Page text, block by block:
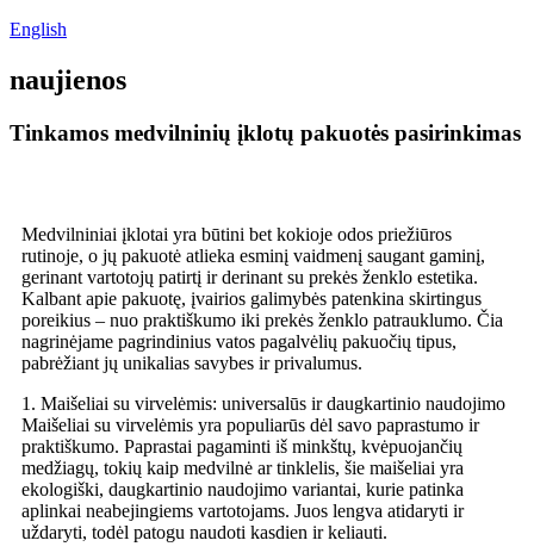
English
naujienos
Tinkamos medvilninių įklotų pakuotės pasirinkimas
Medvilniniai įklotai yra būtini bet kokioje odos priežiūros
rutinoje, o jų pakuotė atlieka esminį vaidmenį saugant gaminį,
gerinant vartotojų patirtį ir derinant su prekės ženklo estetika.
Kalbant apie pakuotę, įvairios galimybės patenkina skirtingus
poreikius – nuo ​​praktiškumo iki prekės ženklo patrauklumo. Čia
nagrinėjame pagrindinius vatos pagalvėlių pakuočių tipus,
pabrėžiant jų unikalias savybes ir privalumus.
1. Maišeliai su virvelėmis: universalūs ir daugkartinio naudojimo
Maišeliai su virvelėmis yra populiarūs dėl savo paprastumo ir
praktiškumo. Paprastai pagaminti iš minkštų, kvėpuojančių
medžiagų, tokių kaip medvilnė ar tinklelis, šie maišeliai yra
ekologiški, daugkartinio naudojimo variantai, kurie patinka
aplinkai neabejingiems vartotojams. Juos lengva atidaryti ir
uždaryti, todėl patogu naudoti kasdien ir keliauti.